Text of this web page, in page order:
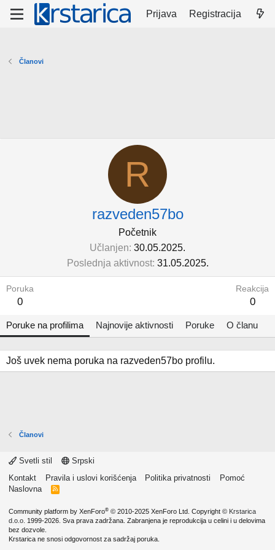
Prijava Registracija
Članovi
R
razveden57bo
Početnik
Učlanjen 30.05.2025.
Poslednja aktivnost 31.05.2025.
Poruka
0
Reakcija
0
Poruke na profilima Najnovije aktivnosti Poruke O članu
Još uvek nema poruka na razveden57bo profilu.
Članovi
Svetli stil
Srpski
Kontakt
Pravila i uslovi korišćenja Politika privatnosti
Pomoć
Naslovna
R
Community platform by XenForo® © 2010-2025 XenForo Ltd. Copyright © Krstarica
d.o.o. 1999-2026. Sva prava zadržana. Zabranjena je reprodukcija u celini i u delovima
bez dozvole.
Krstarica ne snosi odgovornost za sadržaj poruka.